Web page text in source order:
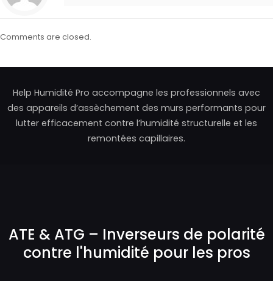
Comments are closed.
Help Humidité Pro accompagne les professionnels avec
des appareils d’assèchement des murs performants pour
lutter efficacement contre l’humidité structurelle et les
remontées capillaires.
ATE & ATG – Inverseurs de polarité
contre l'humidité pour les pros